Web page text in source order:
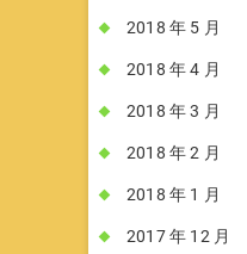
2018 年 5 月
2018 年 4 月
2018 年 3 月
2018 年 2 月
2018 年 1 月
2017 年 12 月